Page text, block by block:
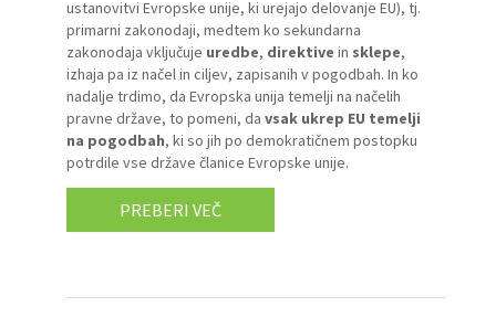
ustanovitvi Evropske unije, ki urejajo delovanje EU), tj.
primarni zakonodaji, medtem ko sekundarna
zakonodaja vključuje uredbe, direktive in sklepe,
izhaja pa iz načel in ciljev, zapisanih v pogodbah. In ko
nadalje trdimo, da Evropska unija temelji na načelih
pravne države, to pomeni, da vsak ukrep EU temelji
na pogodbah, ki so jih po demokratičnem postopku
potrdile vse države članice Evropske unije.
PREBERI VEČ